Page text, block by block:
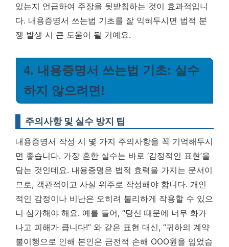
있는지 언급하여 주장을 뒷받침하는 것이 효과적입니
다. 내용증명서 쓰는법 기초를 잘 익혀두시면 법적 분
쟁 발생 시 큰 도움이 될 거예요.
4. 내용증명서 쓰는법 기초: 실수
하지 않으려면!
주의사항 및 실수 방지 팁
내용증명서 작성 시 몇 가지 주의사항을 꼭 기억해두시
면 좋습니다. 가장 흔한 실수는 바로 ‘감정적인 표현’을
담는 것인데요. 내용증명은 법적 효력을 가지는 문서이
므로, 객관적이고 사실 위주로 작성해야 합니다. 개인
적인 감정이나 비난은 오히려 불리하게 작용할 수 있으
니 삼가해야 해요. 예를 들어, “당신 때문에 너무 화가
나고 피해가 큽니다!” 와 같은 표현 대신, “귀하의 계약
불이행으로 인해 본인은 금전적 손해 OOO원을 입었습